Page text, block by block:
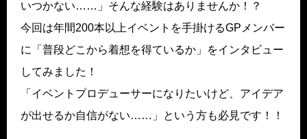
いつかない……」そんな経験はありませんか！？
今回は年間200本以上イベントを手掛けるGPメンバー
に「普段どこから着想を得ているか」をインタビュー
してみました！
「イベントプロデューサーになりたいけど、アイデア
が出せるか自信がない……」という方も必見です！！